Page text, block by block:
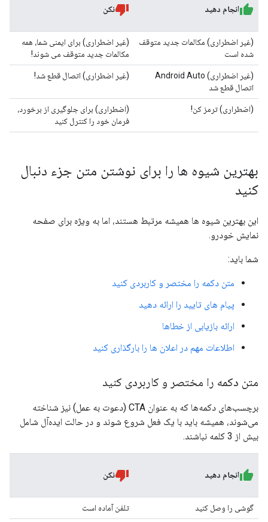
انجام دهید نکن
(غیر اضطراری) مکالمات جدید متوقف
شده است
(غیر اضطراری) برای ایمنی شما، همه
مکالمات جدید متوقف می شوند!
(غیر اضطراری) Android Auto
اتصال قطع شد
(غیر اضطراری) اتصال قطع شد!
(اضطراری) ترمز کن!
(اضطراری) برای جلوگیری از برخورد،
فرمان خود را کنترل کنید
بهترین شیوه ها را برای نوشتن متن جزء دنبال
کنید
این بهترین شیوه ها همیشه مرتبط هستند، اما به ویژه برای صفحه
نمایش خودرو.
شما باید:
متن دکمه را مختصر و کاربردی کنید
پیام های تایید را ارائه دهید
ارائه بازیابی از خطاها
اطلاعات مهم در اعلان ها را بارگذاری کنید
متن دکمه را مختصر و کاربردی کنید
برچسب‌های دکمه‌ها که به عنوان CTA (دعوت به عمل) نیز شناخته
می‌شوند، همیشه باید با یک فعل شروع شوند و در حالت ایده‌آل شامل
بیش از 3 کلمه نباشند.
انجام دهید نکن
گوشی را وصل کنید تلفن آماده است